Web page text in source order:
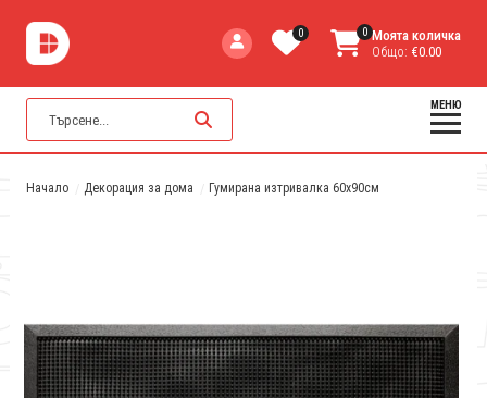
0 0 Моята количка
Общо: €0.00
МЕНЮ
Начало Декорация за дома Гумирана изтривалка 60x90см